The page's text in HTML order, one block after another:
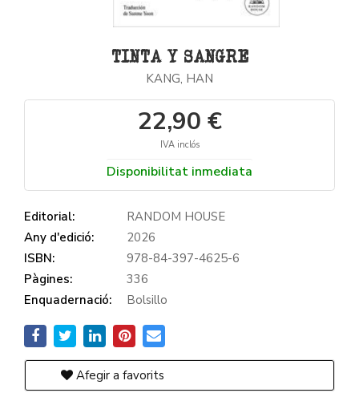
TINTA Y SANGRE
KANG, HAN
22,90 €
IVA inclós
Disponibilitat inmediata
Editorial:
RANDOM HOUSE
Any d'edició:
2026
ISBN:
978-84-397-4625-6
Pàgines:
336
Enquadernació:
Bolsillo
Afegir a favorits